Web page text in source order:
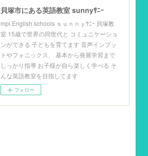
貝塚市にある英語教室 sunnyｻﾆｰ
mpi English schools ｓｕｎｎｙｻﾆｰ 貝塚教
室 15歳で世界の同世代と コミュニケーショ
ンができる 子どもを育てます 音声インプッ
トやフォニックス、 基本から発展学習まで
しっかり指導 お子様が自ら楽しく学べる そ
んな英語教室を目指してます
フォロー